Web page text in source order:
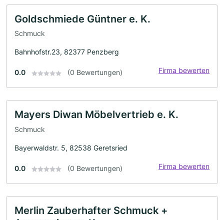
Goldschmiede Güntner e. K.
Schmuck
Bahnhofstr.23, 82377 Penzberg
0.0 (0 Bewertungen) Firma bewerten
Mayers Diwan Möbelvertrieb e. K.
Schmuck
Bayerwaldstr. 5, 82538 Geretsried
0.0 (0 Bewertungen) Firma bewerten
Merlin Zauberhafter Schmuck +